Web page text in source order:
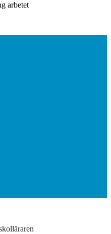
arbetet